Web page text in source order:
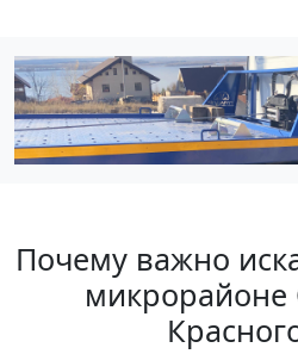
Почему важно
микрорайоне